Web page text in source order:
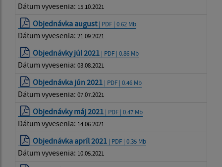
Dátum vyvesenia: 15.10.2021
Objednávka august| PDF | 0.62 Mb
Dátum vyvesenia: 21.09.2021
Objednávky júl 2021 | PDF | 0.86 Mb
Dátum vyvesenia: 03.08.2021
Objednávka jún 2021 | PDF | 0.46 Mb
Dátum vyvesenia: 07.07.2021
Objednávky máj 2021 | PDF | 0.47 Mb
Dátum vyvesenia: 14.06.2021
Objednávka apríl 2021 | PDF | 0.35 Mb
Dátum vyvesenia: 10.05.2021